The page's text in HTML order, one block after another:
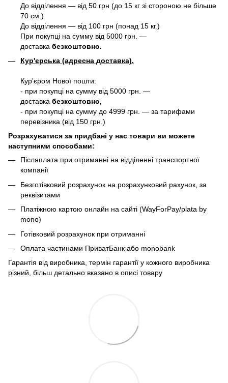
До відділення — від 50 грн (до 15 кг зі стороною не більше
70 см.)
До відділення — від 100 грн (понад 15 кг.)
При покупці на сумму від 5000 грн. —
доставка безкоштовно.
Кур'єрська (адресна доставка).
Кур'єром Нової пошти:
- при покупці на сумму від 5000 грн. —
доставка безкоштовно,
- при покупці на сумму до 4999 грн. — за тарифами
перевізника (від 150 грн.)
Розрахуватися за придбані у нас товари ви можете
наступними способами:
Післяплата при отриманні на відділенні транспортної
компанії
Безготівковий розрахунок на розрахунковий рахунок, за
реквізитами
Платіжною картою онлайн на сайті (WayForPay/plata by
mono)
Готівковий розрахунок при отриманні
Оплата частинами ПриватБанк або monobank
Гарантія від виробника, термін гарантії у кожного виробника
різний, більш детально вказано в описі товару